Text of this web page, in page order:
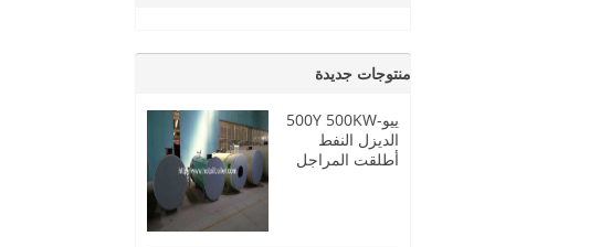
منتوجات جديدة
ييو-500Y 500KW
الديزل النفط
أطلقت المراجل